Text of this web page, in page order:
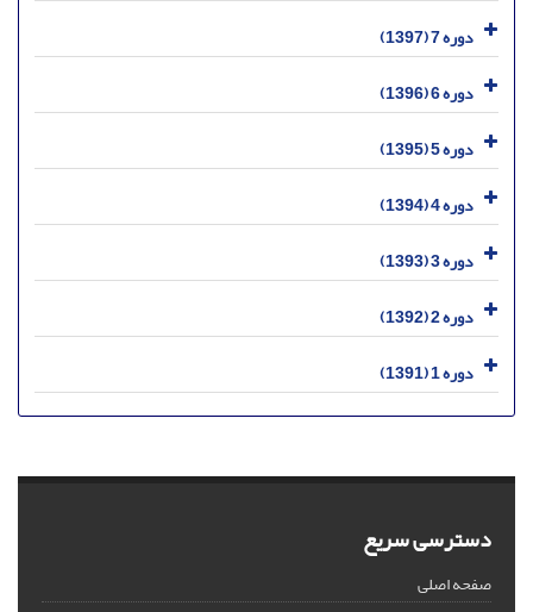
دوره 7 (1397)
دوره 6 (1396)
دوره 5 (1395)
دوره 4 (1394)
دوره 3 (1393)
دوره 2 (1392)
دوره 1 (1391)
دسترسی سریع
صفحه اصلی